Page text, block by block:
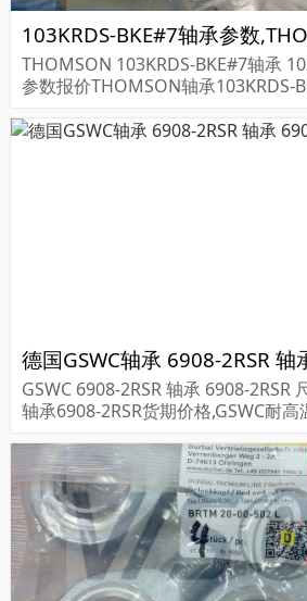
THOMSON 103KRDS-BKE#7轴承
参数报价THOMSON轴承103KRDS-
GSWC 6908-2RSR 轴承 6908-2RSR
轴承6908-2RSR货期价格,GSWC耐高